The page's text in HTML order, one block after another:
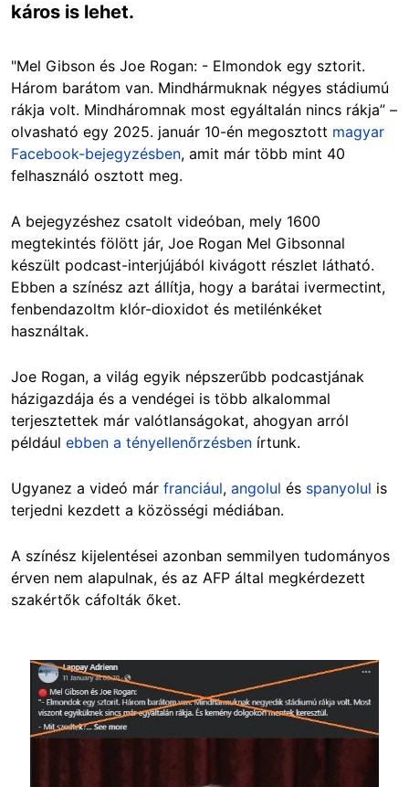
káros is lehet.
"Mel Gibson és Joe Rogan: - Elmondok egy sztorit.
Három barátom van. Mindhármuknak négyes stádiumú
rákja volt. Mindháromnak most egyáltalán nincs rákja” –
olvasható egy 2025. január 10-én megosztott magyar
Facebook-bejegyzésben, amit már több mint 40
felhasználó osztott meg.
A bejegyzéshez csatolt videóban, mely 1600
megtekintés fölött jár, Joe Rogan Mel Gibsonnal
készült podcast-interjújából kivágott részlet látható.
Ebben a színész azt állítja, hogy a barátai ivermectint,
fenbendazoltm klór-dioxidot és metilénkéket
használtak.
Joe Rogan, a világ egyik népszerűbb podcastjának
házigazdája és a vendégei is több alkalommal
terjesztettek már valótlanságokat, ahogyan arról
például ebben a tényellenőrzésben írtunk.
Ugyanez a videó már franciául, angolul és spanyolul is
terjedni kezdett a közösségi médiában.
A színész kijelentései azonban semmilyen tudományos
érven nem alapulnak, és az AFP által megkérdezett
szakértők cáfolták őket.
Image